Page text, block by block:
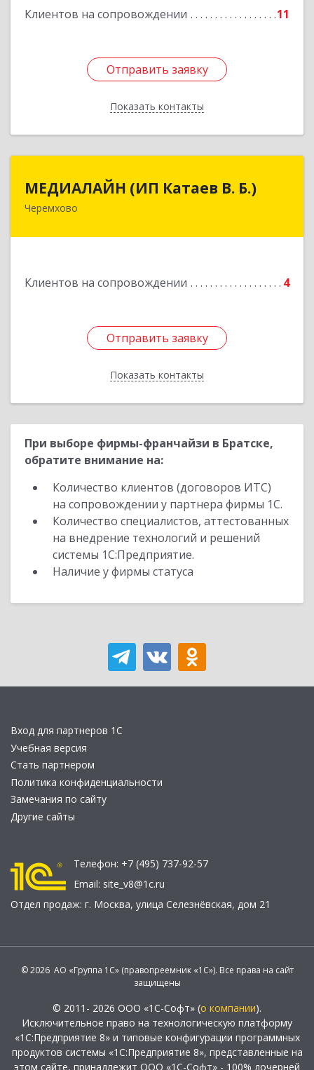
Клиентов на сопровождении 11
Отправить заявку
Показать контакты
Отправить заявку
Назад
МЕДИАЛАЙН (ИП Катаев В. Б.)
Черемхово
Клиентов на сопровождении 4
Отправить заявку
Показать контакты
МЕДИАЛАЙН (ИП Катаев В. Б.)
665413, Иркутская обл, Черемхово г, Ленина ул,
Отправить заявку
Назад
При выборе фирмы-франчайзи в Братске,
обратите внимание на:
Количество клиентов (договоров ИТС)
на сопровождении у партнера фирмы 1С.
Количество специалистов, аттестованных
на внедрение технологий и решений
системы 1С:Предприятие.
Наличие у фирмы статуса
Вход для партнеров 1С
Учебная версия
Стать партнером
Политика конфиденциальности
Замечания по сайту
Другие сайты
Телефон: +7 (495) 737-92-57
Email: site_v8@1c.ru
Отдел продаж: г. Москва, улица Селезнёвская, дом 21
© 2026 АО «Группа 1С» (правопреемник «1С»). Все права на сайт
защищены
© 2011- 2026 ООО «1С-Софт» (о компании).
Исключительное право на технологическую платформу
«1С:Предприятие 8» и типовые конфигурации программных
продуктов системы «1С:Предприятие 8», представленные на
этом сайте, принадлежит ООО «1С-Софт» - 100% дочерней